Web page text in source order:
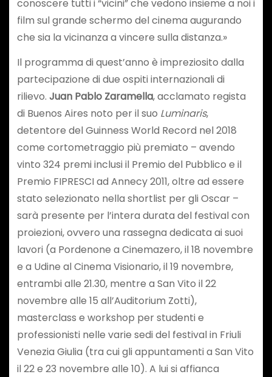
conoscere tutti i “vicini” che vedono insieme a noi i
film sul grande schermo del cinema augurando
che sia la vicinanza a vincere sulla distanza.»
Il programma di quest’anno è impreziosito dalla
partecipazione di due ospiti internazionali di
rilievo. Juan Pablo Zaramella, acclamato regista
di Buenos Aires noto per il suo Luminaris,
detentore del Guinness World Record nel 2018
come cortometraggio più premiato – avendo
vinto 324 premi inclusi il Premio del Pubblico e il
Premio FIPRESCI ad Annecy 2011, oltre ad essere
stato selezionato nella shortlist per gli Oscar –
sarà presente per l’intera durata del festival con
proiezioni, ovvero una rassegna dedicata ai suoi
lavori (a Pordenone a Cinemazero, il 18 novembre
e a Udine al Cinema Visionario, il 19 novembre,
entrambi alle 21.30, mentre a San Vito il 22
novembre alle 15 all’Auditorium Zotti),
masterclass e workshop per studenti e
professionisti nelle varie sedi del festival in Friuli
Venezia Giulia (tra cui gli appuntamenti a San Vito
il 22 e 23 novembre alle 10). A lui si affianca